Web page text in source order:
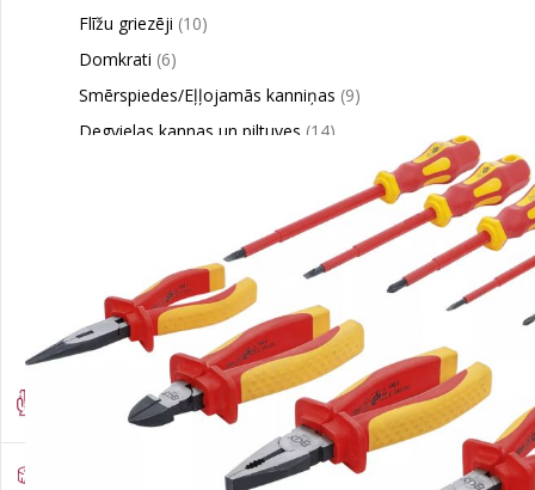
Flīžu griezēji (10)
Domkrati (6)
Smērspiedes/Eļļojamās kanniņas (9)
Degvielas kannas un piltuves (14)
(2)
Galdi un statīvi(2)
Atzīmēšanas adatas(9)
Darba apģērbi/apavi/cimdi(1782)
(179)